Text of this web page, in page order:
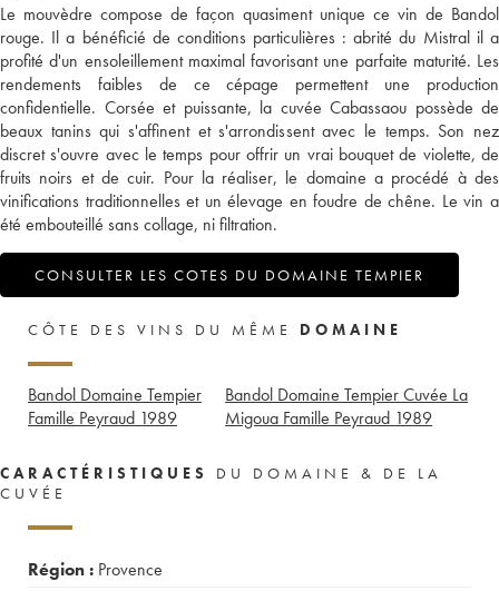
Le mouvèdre compose de façon quasiment unique ce vin de Bandol
rouge. Il a bénéficié de conditions particulières : abrité du Mistral il a
profité d'un ensoleillement maximal favorisant une parfaite maturité. Les
rendements faibles de ce cépage permettent une production
confidentielle. Corsée et puissante, la cuvée Cabassaou possède de
beaux tanins qui s'affinent et s'arrondissent avec le temps. Son nez
discret s'ouvre avec le temps pour offrir un vrai bouquet de violette, de
fruits noirs et de cuir. Pour la réaliser, le domaine a procédé à des
vinifications traditionnelles et un élevage en foudre de chêne. Le vin a
été embouteillé sans collage, ni filtration.
CONSULTER LES COTES DU DOMAINE TEMPIER
CÔTE DES VINS DU MÊME DOMAINE
Bandol Domaine Tempier
Famille Peyraud 1989
Bandol Domaine Tempier Cuvée La
Migoua Famille Peyraud 1989
CARACTÉRISTIQUES
DU DOMAINE & DE LA
CUVÉE
Région : Provence